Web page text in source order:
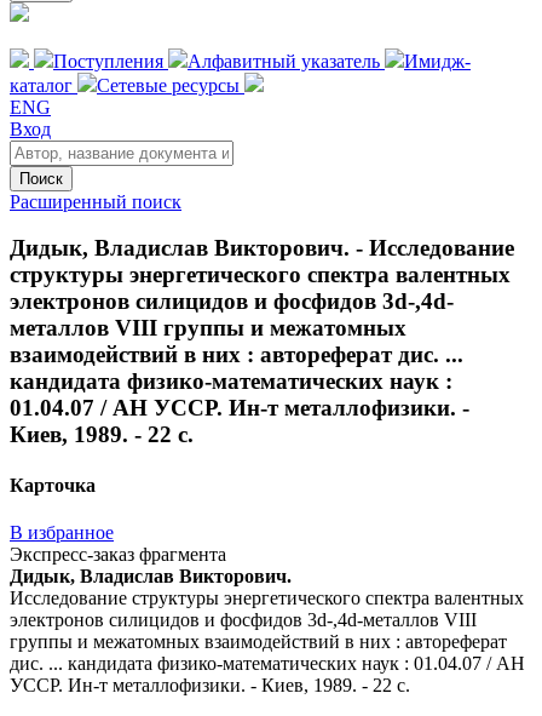
Поступления Алфавитный указатель
Имидж-
каталог
Сетевые ресурсы
ENG
Вход
Поиск
Расширенный поиск
Дидык, Владислав Викторович. - Исследование
структуры энергетического спектра валентных
электронов силицидов и фосфидов 3d-,4d-
металлов VIII группы и межатомных
взаимодействий в них : автореферат дис. ...
кандидата физико-математических наук :
01.04.07 / АН УССР. Ин-т металлофизики. -
Киев, 1989. - 22 с.
Карточка
В избранное
Экспресс-заказ фрагмента
Дидык, Владислав Викторович.
Исследование структуры энергетического спектра валентных
электронов силицидов и фосфидов 3d-,4d-металлов VIII
группы и межатомных взаимодействий в них : автореферат
дис. ... кандидата физико-математических наук : 01.04.07 / АН
УССР. Ин-т металлофизики. - Киев, 1989. - 22 с.